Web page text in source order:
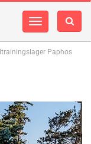
Navigation
Paphos